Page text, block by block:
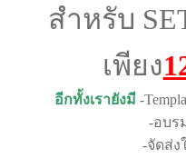
สำหรับ
เพียง
อีกทั้งเรายังมี -
-อบร
-จัดส่งให้ฟรีสำห